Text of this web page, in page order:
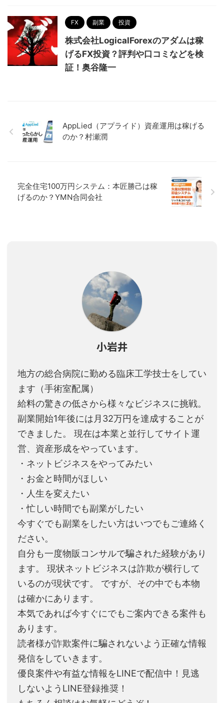
FX 副業 投資
株式会社LogicalForexのアダムは稼
げるFX投資？評判や口コミなどを検
証！奥谷隆一
AppLied（アプライド）資産運用は稼げる
のか？村瀬潤
完全住宅100万円システム：本匠勝己は稼
げるのか？YMN合同会社
小岩井
地方の総合病院に勤める臨床工学技士をしてい
ます（手術室配属）
給料の驚きの低さから様々なビジネスに挑戦。
副業開始1年後には月32万円を達成することが
できました。 現在は本業と並行してサイト運
営、資産形成をやっています。
・ネットビジネスをやってみたい
・お金と時間がほしい
・人生を変えたい
・忙しい時間でも副業がしたい
今すぐでも副業をしたい方はいつでもご連絡く
ださい。
自分も一度物販コンサルで騙された経験があり
ます。 現状ネットビジネスは詐欺が横行して
いるのが現状です。 ですが、その中でも本物
は確かにあります。
本気であれば今すぐにでもご案内できる案件も
あります。
読者様が詐欺案件に騙されないよう正確な情報
発信をしていきます。
優良案件や有益な情報をLINEで配信中！見逃
しないようLINE登録推奨！